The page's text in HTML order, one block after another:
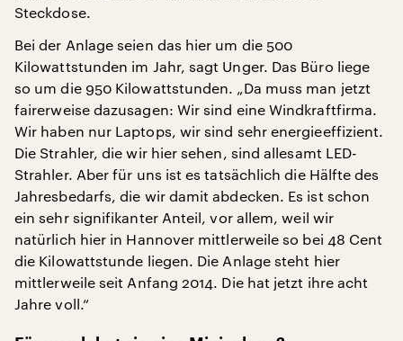
Steckdose.
Bei der Anlage seien das hier um die 500
Kilowattstunden im Jahr, sagt Unger. Das Büro liege
so um die 950 Kilowattstunden. „Da muss man jetzt
fairerweise dazusagen: Wir sind eine Windkraftfirma.
Wir haben nur Laptops, wir sind sehr energieeffizient.
Die Strahler, die wir hier sehen, sind allesamt LED-
Strahler. Aber für uns ist es tatsächlich die Hälfte des
Jahresbedarfs, die wir damit abdecken. Es ist schon
ein sehr signifikanter Anteil, vor allem, weil wir
natürlich hier in Hannover mittlerweile so bei 48 Cent
die Kilowattstunde liegen. Die Anlage steht hier
mittlerweile seit Anfang 2014. Die hat jetzt ihre acht
Jahre voll.“